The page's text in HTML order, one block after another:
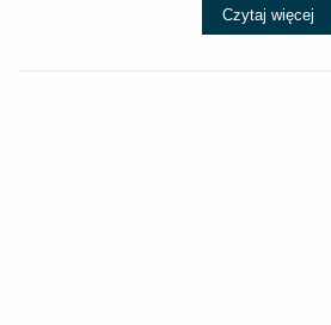
Czytaj więcej